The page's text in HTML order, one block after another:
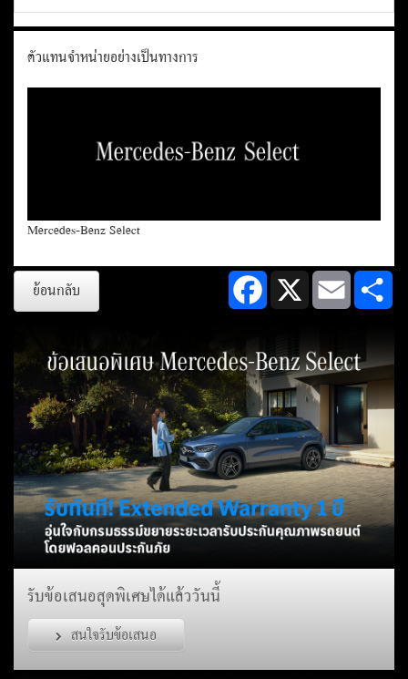
ตัวแทนจำหน่ายอย่างเป็นทางการ
Mercedes-Benz Select
ย้อนกลับ Facebook X Email
รับข้อเสนอสุดพิเศษได้แล้ววันนี้
สนใจรับข้อเสนอ